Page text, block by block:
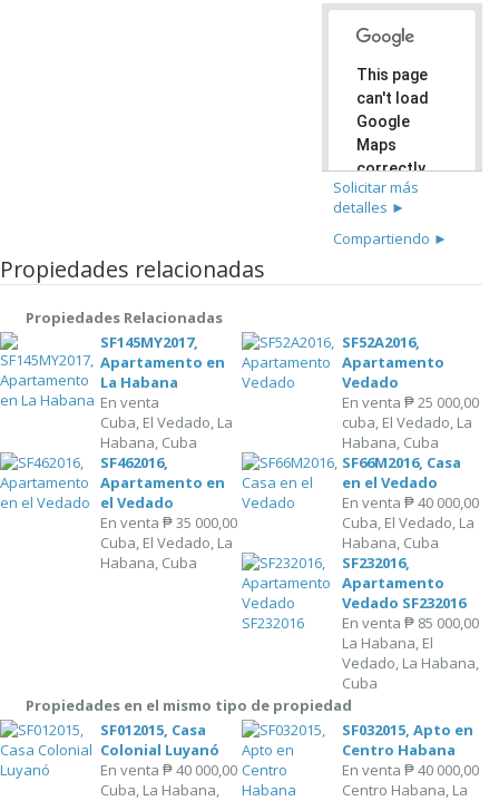
This page
can't load
Google
Maps
correctly.
Do you
own this
website?
Solicitar más
detalles ►
Compartiendo ►
Propiedades relacionadas
Propiedades Relacionadas
SF145MY2017,
Apartamento en
La Habana
En venta
Cuba, El Vedado, La
Habana, Cuba
SF52A2016,
Apartamento
Vedado
En venta ₱ 25 000,00
cuba, El Vedado, La
Habana, Cuba
SF462016,
Apartamento en
el Vedado
En venta₱ 35 000,00
Cuba, El Vedado, La
Habana, Cuba
SF66M2016, Casa
en el Vedado
En venta ₱ 40 000,00
Cuba, El Vedado, La
Habana, Cuba
SF232016,
Apartamento
Vedado SF232016
En venta ₱ 85 000,00
La Habana, El
Vedado, La Habana,
Cuba
Propiedades en el mismo tipo de propiedad
SF012015, Casa
Colonial Luyanó
En venta₱ 40 000,00
Cuba, La Habana,
SF032015, Apto en
Centro Habana
En venta ₱ 40 000,00
Centro Habana, La